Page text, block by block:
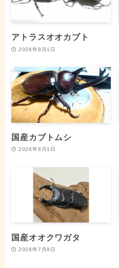
アトラスオオカブト
2026年8月1日
国産カブトムシ
2026年8月1日
国産オオクワガタ
2026年7月9日